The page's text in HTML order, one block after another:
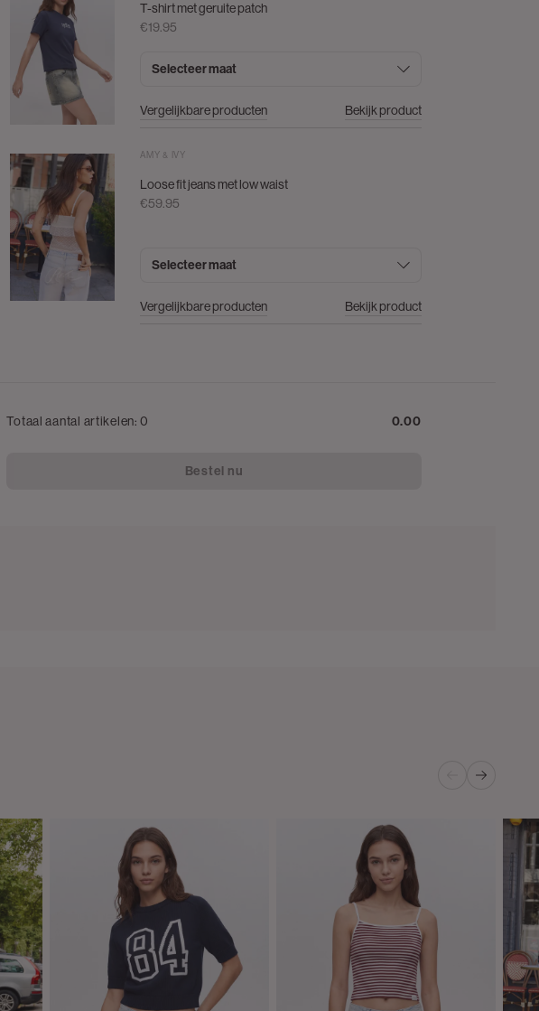
T-shirt met geruite patch
€19.95
Selecteer maat
Vergelijkbare producten Bekijk product
AMY & IVY
Loose fit jeans met low waist
€59.95
Selecteer maat
Vergelijkbare producten Bekijk product
Totaal aantal artikelen:0 0.00
Bestel nu